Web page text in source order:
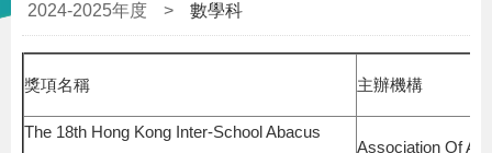
2024-2025年度
> 數學科
獎項名稱 主辦機構
The 18th Hong Kong Inter-School Abacus
Association Of